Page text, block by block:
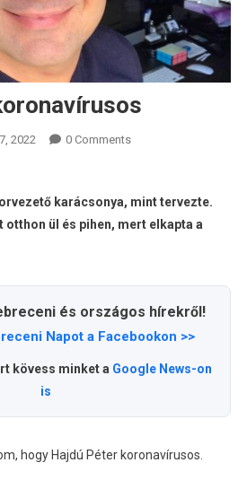
2022 0 Comments
karácsonya, mint tervezte.
ül és pihen, mert elkapta a
és országos hírekről!
Napot a Facebookon >>
kövess minket a Google News-on
is
hogy Hajdú Péter koronavírusos.